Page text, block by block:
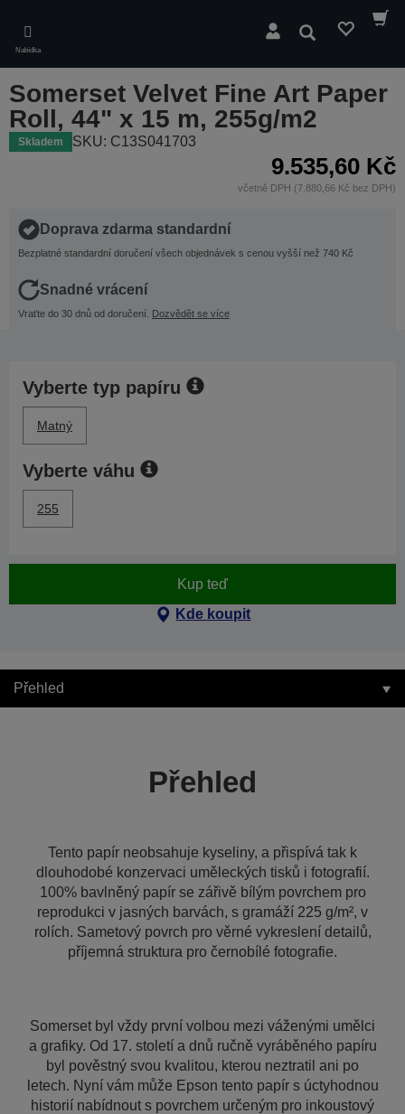
main
content
Nabídka
Hledat
Somerset Velvet Fine Art Paper
Roll, 44" x 15 m, 255g/m2
Skladem SKU: C13S041703
9.535,60 Kč
včetně DPH (7.880,66 Kč bez DPH)
Doprava zdarma standardní
Bezplatné standardní doručení všech objednávek s cenou vyšší než 740 Kč
Snadné vrácení
Vraťte do 30 dnů od doručení. Dozvědět se více
Vyberte typ papíru
Matný
Vyberte váhu
255
Kup teď
Kde koupit
Přehled
Přehled
Tento papír neobsahuje kyseliny, a přispívá tak k
dlouhodobé konzervaci uměleckých tisků i fotografií.
100% bavlněný papír se zářivě bílým povrchem pro
reprodukci v jasných barvách, s gramáží 225 g/m², v
rolích. Sametový povrch pro věrné vykreslení detailů,
příjemná struktura pro černobílé fotografie.
Somerset byl vždy první volbou mezi váženými umělci
a grafiky. Od 17. století a dnů ručně vyráběného papíru
byl pověstný svou kvalitou, kterou neztratil ani po
letech. Nyní vám může Epson tento papír s úctyhodnou
historií nabídnout s povrchem určeným pro inkoustový